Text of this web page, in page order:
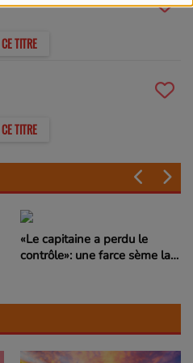
TITRE
TITRE
«Le capitaine a perdu le
contrôle»: une farce sème la